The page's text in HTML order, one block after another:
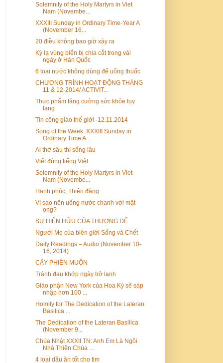
Solemnity of the Holy Martyrs in Viet
Nam (Novembe...
XXXIII Sunday in Ordinary Time-Year A
(November 16...
20 điều không bao giờ xảy ra
Kỳ lạ vùng biển bị chia cắt trong vài
ngày ở Hàn Quốc
6 loại nước không dùng để uống thuốc
CHƯƠNG TRÌNH HOẠT ĐỘNG THÁNG
11 & 12-2014/ ACTIVIT...
Thực phẩm tăng cường sức khỏe tụy
tạng
Tin công giáo thế giới -12.11.2014
Song of the Week: XXXIII Sunday in
Ordinary Time A...
Ai thở sâu thì sống lâu
Viết đúng tiếng Việt
Solemnity of the Holy Martyrs in Viet
Nam (Novembe...
Hạnh phúc; Thiên đàng
Vì sao nên uống nước chanh với mật
ong?
SỰ HIỆN HỮU CỦA THƯỢNG ĐẾ
Người Mẹ của biên giới Sống và Chết
Daily Readings – Audio (November 10-
16, 2014)
CÂY PHIỀN MUỘN
Tránh đau khớp ngày trở lạnh
Giáo phận New York của Hoa Kỳ sẽ sáp
nhập hơn 100 ...
Homily for The Dedication of the Lateran
Basilica ...
The Dedication of the Lateran Basilica
(November 9...
Chúa Nhật XXXII TN: Anh Em Là Ngôi
Nhà Thiên Chúa ...
4 loại dầu ăn tốt cho tim